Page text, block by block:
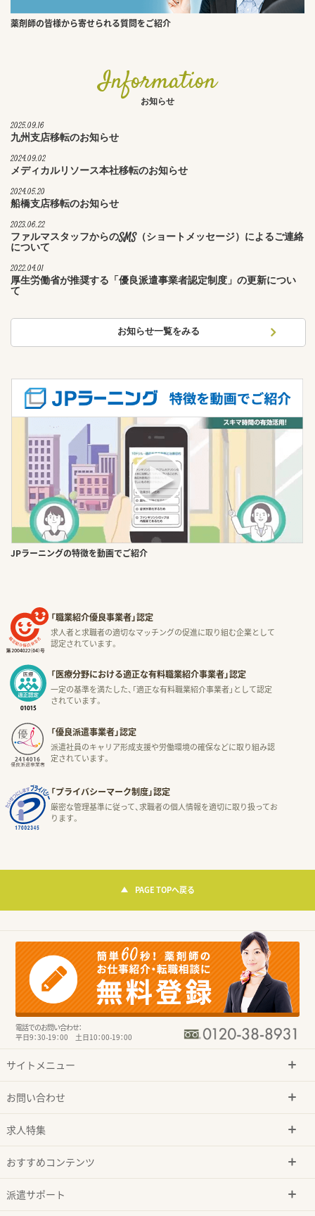
薬剤師の皆様から寄せられる質問をご紹介
Information
お知らせ
2025.09.16
九州支店移転のお知らせ
2024.09.02
メディカルリソース本社移転のお知らせ
2024.05.20
船橋支店移転のお知らせ
2023.06.22
ファルマスタッフからのSMS（ショートメッセージ）によるご連絡
について
2022.04.01
厚生労働省が推奨する「優良派遣事業者認定制度」の更新につい
て
お知らせ一覧をみる
JPラーニングの特徴を動画でご紹介
「職業紹介優良事業者」認定
求人者と求職者の適切なマッチングの促進に取り組む企業として
認定されています。
「医療分野における適正な有料職業紹介事業者」認定
一定の基準を満たした、「適正な有料職業紹介事業者」として認定
されています。
「優良派遣事業者」認定
派遣社員のキャリア形成支援や労働環境の確保などに取り組み認
定されています。
「プライバシーマーク制度」認定
厳密な管理基準に従って、求職者の個人情報を適切に取り扱ってお
ります。
PAGE TOPへ戻る
電話でのお問い合わせ：
平日9：30-19：00 土日10：00-19：00
サイトメニュー
お問い合わせ
求人特集
おすすめコンテンツ
派遣サポート